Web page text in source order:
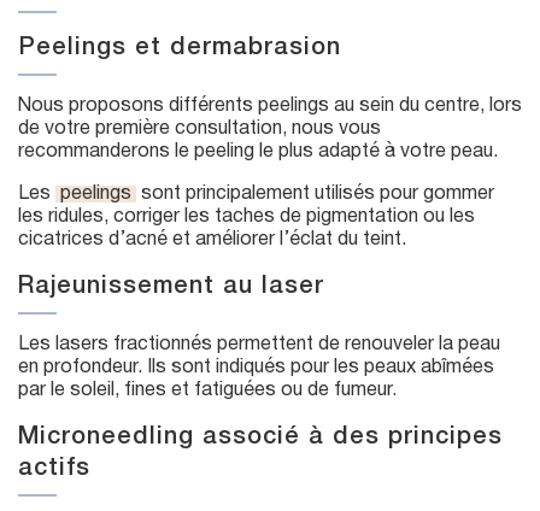
Peelings et dermabrasion
Nous proposons différents peelings au sein du centre, lors
de votre première consultation, nous vous
recommanderons le peeling le plus adapté à votre peau.
Les peelings
sont principalement utilisés pour gommer
les ridules, corriger les taches de pigmentation ou les
cicatrices d’acné et améliorer l’éclat du teint.
Rajeunissement au laser
Les lasers fractionnés permettent de renouveler la peau
en profondeur. Ils sont indiqués pour les peaux abîmées
par le soleil, fines et fatiguées ou de fumeur.
Microneedling associé à des principes
actifs